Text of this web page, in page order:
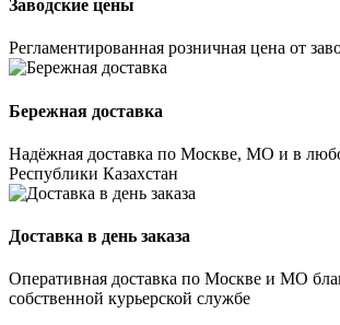
Заводские цены
Регламентированная розничная цена от
Бережная доставка
Надёжная доставка по Москве, МО и в
Республики Казахстан
Доставка в день заказа
Оперативная доставка по Москве и МО
собственной курьерской службе